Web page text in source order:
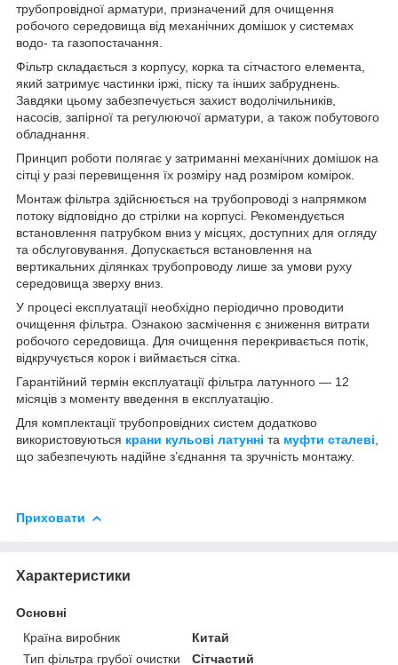
трубопровідної арматури, призначений для очищення
робочого середовища від механічних домішок у системах
водо- та газопостачання.
Фільтр складається з корпусу, корка та сітчастого елемента,
який затримує частинки іржі, піску та інших забруднень.
Завдяки цьому забезпечується захист водолічильників,
насосів, запірної та регулюючої арматури, а також побутового
обладнання.
Принцип роботи полягає у затриманні механічних домішок на
сітці у разі перевищення їх розміру над розміром комірок.
Монтаж фільтра здійснюється на трубопроводі з напрямком
потоку відповідно до стрілки на корпусі. Рекомендується
встановлення патрубком вниз у місцях, доступних для огляду
та обслуговування. Допускається встановлення на
вертикальних ділянках трубопроводу лише за умови руху
середовища зверху вниз.
У процесі експлуатації необхідно періодично проводити
очищення фільтра. Ознакою засмічення є зниження витрати
робочого середовища. Для очищення перекривається потік,
відкручується корок і виймається сітка.
Гарантійний термін експлуатації фільтра латунного — 12
місяців з моменту введення в експлуатацію.
Для комплектації трубопровідних систем додатково
використовуються крани кульові латунні та муфти сталеві
що забезпечують надійне з’єднання та зручність монтажу.
Приховати
Характеристики
Основні
Країна виробник
Китай
Тип фільтра грубої очистки
Сітчастий